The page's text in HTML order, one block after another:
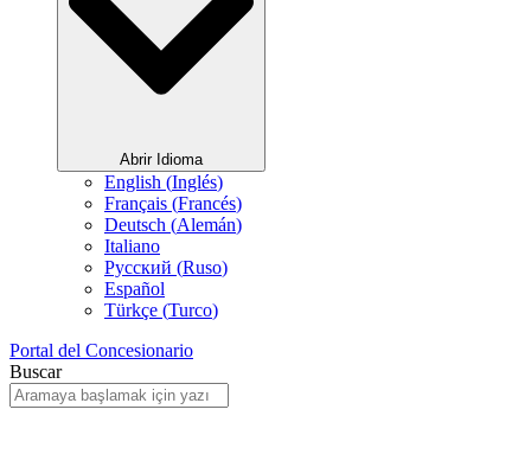
Abrir Idioma
English (Inglés)
Français (Francés)
Deutsch (Alemán)
Italiano
Русский (Ruso)
Español
Türkçe (Turco)
Portal del Concesionario
Buscar